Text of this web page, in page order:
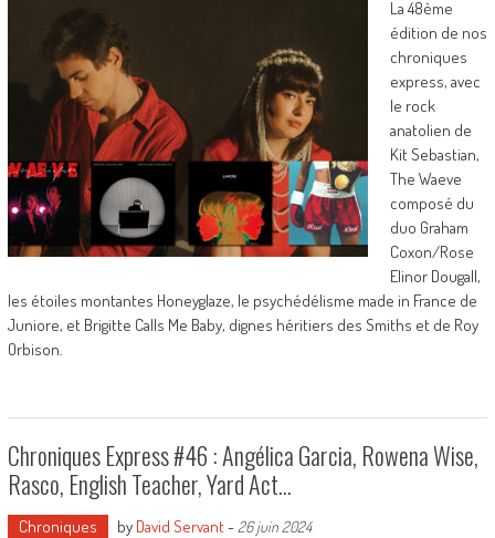
La 48ème
édition de nos
chroniques
express, avec
le rock
anatolien de
Kit Sebastian,
The Waeve
composé du
duo Graham
Coxon/Rose
Elinor Dougall,
les étoiles montantes Honeyglaze, le psychédélisme made in France de
Juniore, et Brigitte Calls Me Baby, dignes héritiers des Smiths et de Roy
Orbison.
Chroniques Express #46 : Angélica Garcia, Rowena Wise,
Rasco, English Teacher, Yard Act…
Chroniques by David Servant- 26 juin 2024